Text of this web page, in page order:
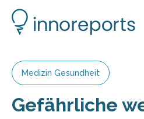
Medizin Gesundheit
Gefährliche